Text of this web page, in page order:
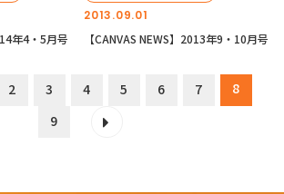
年4・5月号
2013.09.01
【CANVAS NEWS】2013年9・10月号
2 3 4 5 6 7
8
9